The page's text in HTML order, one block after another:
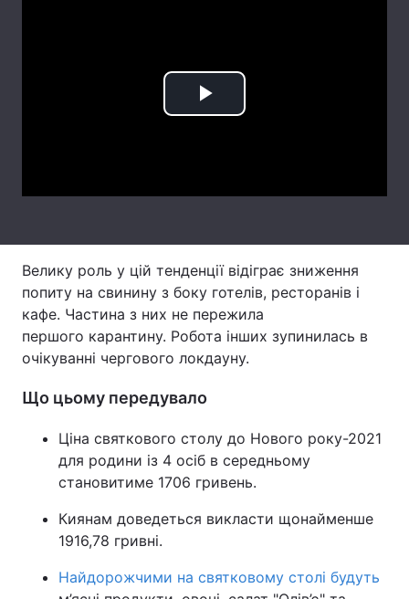
Тема оформлення
Play
Велику роль у цій тенденції відіграє зниження
попиту на свинину з боку готелів, ресторанів і
кафе. Частина з них не пережила
першого карантину. Робота інших зупинилась в
очікуванні чергового локдауну.
Що цьому передувало
Ціна святкового столу до Нового року-2021
для родини із 4 осіб в середньому
становитиме 1706 гривень.
Киянам доведеться викласти щонайменше
1916,78 гривні.
Найдорожчими на святковому столі будуть